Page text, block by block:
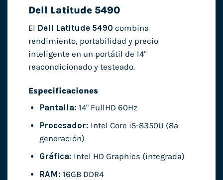
Dell Latitude 5490
El Dell Latitude 5490 combina
rendimiento, portabilidad y precio
inteligente en un portátil de 14″
reacondicionado y testeado.
Especificaciones
Pantalla: 14" FullHD 60Hz
Procesador: Intel Core i5-8350U (8ª
generación)
Gráfica: Intel HD Graphics (integrada)
RAM: 16GB DDR4